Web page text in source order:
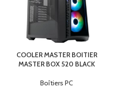
COOLER MASTER BOITIER
MASTER BOX 520 BLACK
Boîtiers PC